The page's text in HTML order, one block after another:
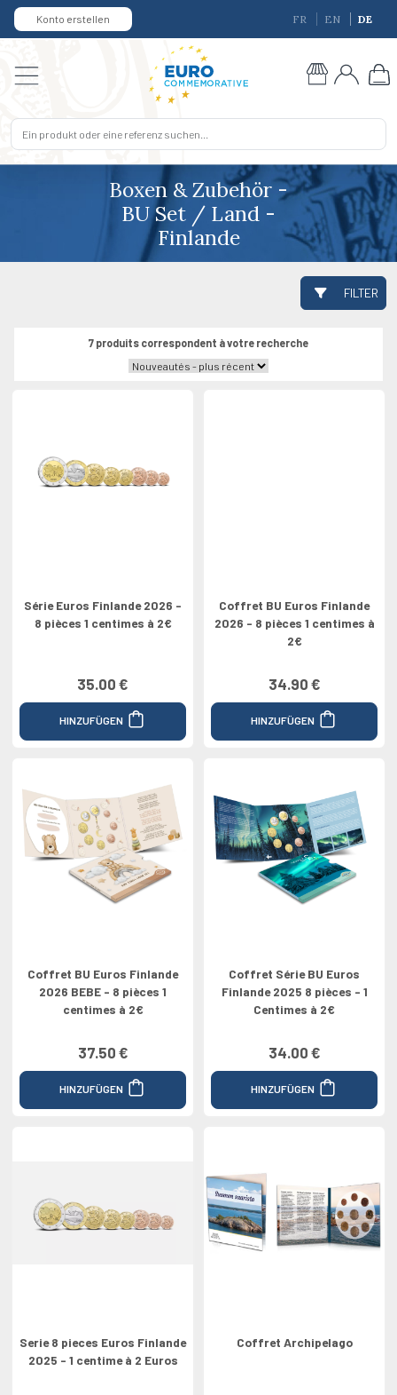
Konto erstellen FR EN DE
Boxen & Zubehör -
BU Set / Land -
Finlande
FILTER
7 produits correspondent à votre recherche
Série Euros Finlande 2026 -
8 pièces 1 centimes à 2€
35.00 €
HINZUFÜGEN
Coffret BU Euros Finlande
2026 - 8 pièces 1 centimes à
2€
34.90 €
HINZUFÜGEN
Coffret BU Euros Finlande
2026 BEBE - 8 pièces 1
centimes à 2€
37.50 €
HINZUFÜGEN
Coffret Série BU Euros
Finlande 2025 8 pièces - 1
Centimes à 2€
34.00 €
HINZUFÜGEN
Serie 8 pieces Euros Finlande
2025 - 1 centime à 2 Euros
Coffret Archipelago